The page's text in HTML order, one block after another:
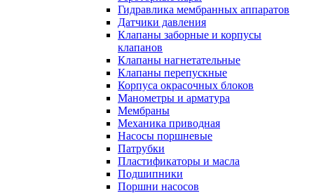
Гидравлика мембранных аппаратов
Датчики давления
Клапаны заборные и корпусы
клапанов
Клапаны нагнетательные
Клапаны перепускные
Корпуса окрасочных блоков
Манометры и арматура
Мембраны
Механика приводная
Насосы поршневые
Патрубки
Пластификаторы и масла
Подшипники
Поршни насосов